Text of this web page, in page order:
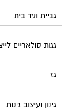
גביית ועד בית
גגות סולאריים
גז
גינון ועיצוב גינות